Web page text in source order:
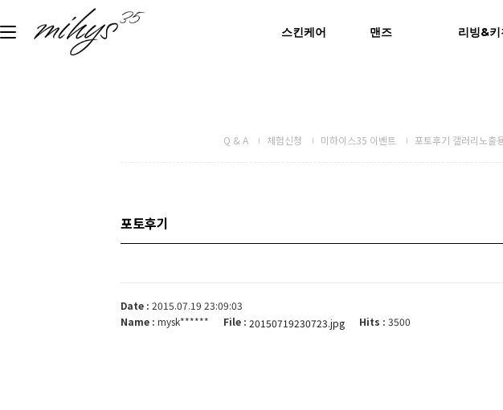
스킨케어 맨즈 리빙&키
Q & A 체험신청 미하이스35 이벤트 포토후기 갤러리노출
포토후기
Date : 2015.07.19 23:09:03
Name : mysk****** File : 20150719230723.jpg Hits : 3500